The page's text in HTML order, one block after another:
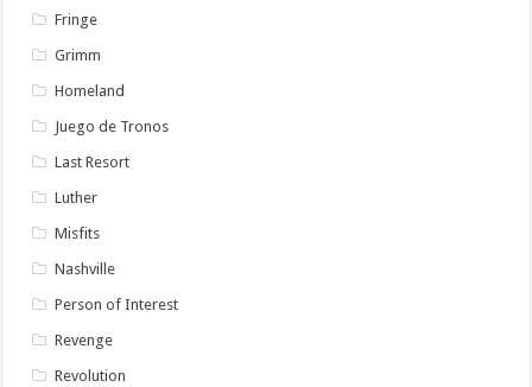
Fringe
Grimm
Homeland
Juego de Tronos
Last Resort
Luther
Misfits
Nashville
Person of Interest
Revenge
Revolution